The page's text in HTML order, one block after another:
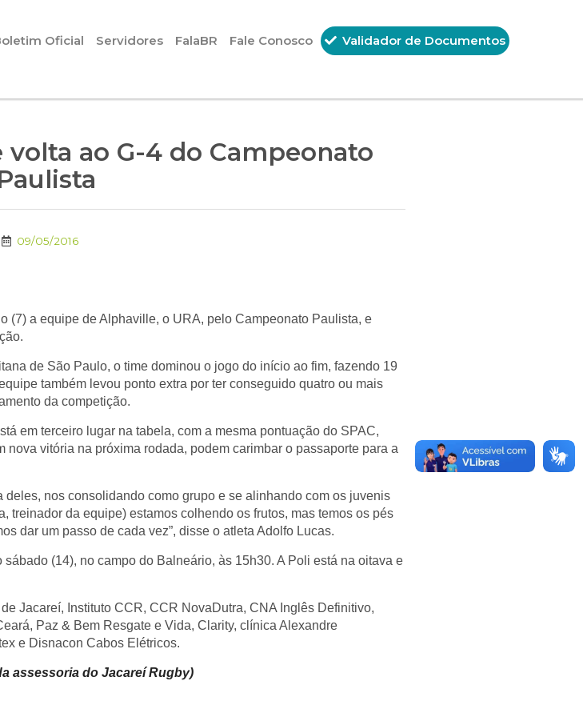
Oficial Servidores FalaBR Fale Conosco Validador de Documentos
ao G-4 do Campeonato
09/05/2016
(7) a equipe de Alphaville, o URA, pelo Campeonato Paulista, e
de São Paulo, o time dominou o jogo do início ao fim, fazendo 19
também levou ponto extra por ter conseguido quatro ou mais
da competição.
em terceiro lugar na tabela, com a mesma pontuação do SPAC,
vitória na próxima rodada, podem carimbar o passaporte para a
nos consolidando como grupo e se alinhando com os juvenis
treinador da equipe) estamos colhendo os frutos, mas temos os pés
dar um passo de cada vez”, disse o atleta Adolfo Lucas.
(14), no campo do Balneário, às 15h30. A Poli está na oitava e
Jacareí, Instituto CCR, CCR NovaDutra, CNA Inglês Definitivo,
Paz & Bem Resgate e Vida, Clarity, clínica Alexandre
e Disnacon Cabos Elétricos.
assessoria do Jacareí Rugby)